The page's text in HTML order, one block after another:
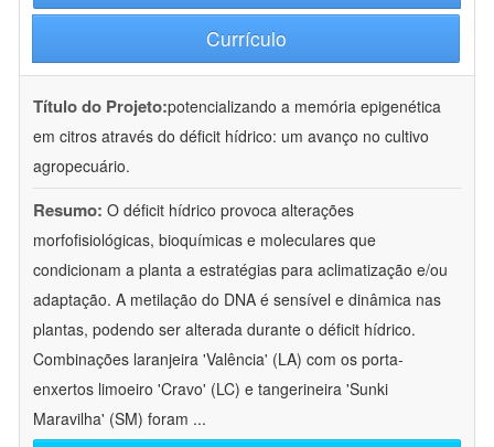
Currículo
Título do Projeto:potencializando a memória epigenética
em citros através do déficit hídrico: um avanço no cultivo
agropecuário.
Resumo: O déficit hídrico provoca alterações
morfofisiológicas, bioquímicas e moleculares que
condicionam a planta a estratégias para aclimatização e/ou
adaptação. A metilação do DNA é sensível e dinâmica nas
plantas, podendo ser alterada durante o déficit hídrico.
Combinações laranjeira 'Valência' (LA) com os porta-
enxertos limoeiro 'Cravo' (LC) e tangerineira 'Sunki
Maravilha' (SM) foram ...